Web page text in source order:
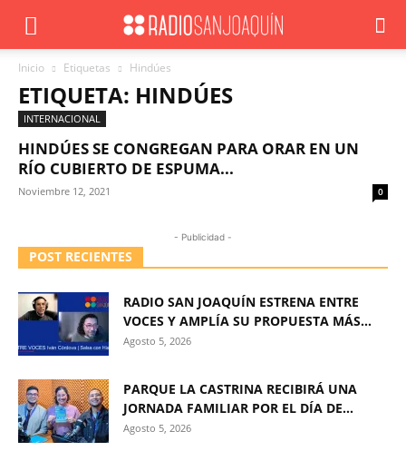
Inicio Etiquetas Hindúes
ETIQUETA: HINDÚES
INTERNACIONAL
HINDÚES SE CONGREGAN PARA ORAR EN UN
RÍO CUBIERTO DE ESPUMA...
Noviembre 12, 2021 0
- Publicidad -
POST RECIENTES
RADIO SAN JOAQUÍN ESTRENA ENTRE
VOCES Y AMPLÍA SU PROPUESTA MÁS...
Agosto 5, 2026
PARQUE LA CASTRINA RECIBIRÁ UNA
JORNADA FAMILIAR POR EL DÍA DE...
Agosto 5, 2026